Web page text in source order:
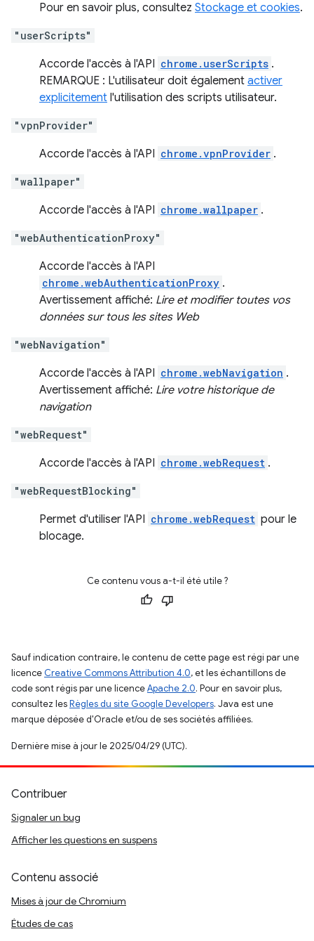
Pour en savoir plus, consultez Stockage et cookies.
"userScripts"
Accorde l'accès à l'API chrome.userScripts .
REMARQUE : L'utilisateur doit également activer
explicitement l'utilisation des scripts utilisateur.
"vpnProvider"
Accorde l'accès à l'API chrome.vpnProvider .
"wallpaper"
Accorde l'accès à l'API chrome.wallpaper .
"webAuthenticationProxy"
Accorde l'accès à l'API
chrome.webAuthenticationProxy .
Avertissement affiché: Lire et modifier toutes vos
données sur tous les sites Web
"webNavigation"
Accorde l'accès à l'API chrome.webNavigation .
Avertissement affiché: Lire votre historique de
navigation
"webRequest"
Accorde l'accès à l'API chrome.webRequest .
"webRequestBlocking"
Permet d'utiliser l'API chrome.webRequest pour le
blocage.
Ce contenu vous a-t-il été utile ?
Sauf indication contraire, le contenu de cette page est régi par une
licence Creative Commons Attribution 4.0, et les échantillons de
code sont régis par une licenceApache 2.0. Pour en savoir plus,
consultez lesRègles du site Google Developers. Java est une
marque déposée d'Oracle et/ou de ses sociétés affiliées.
Dernière mise à jour le 2025/04/29 (UTC).
Contribuer
Signaler un bug
Afficher les questions en suspens
Contenu associé
Mises à jour de Chromium
Études de cas